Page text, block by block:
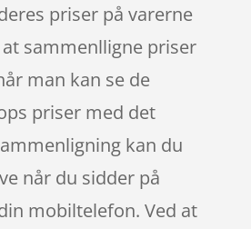
priser på varerne
sammenlligne priser
man kan se de
priser med det
kan du
når du sidder på
mobiltelefon. Ved at